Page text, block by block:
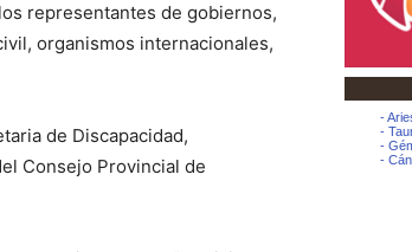
representantes de gobiernos,
organismos internacionales,
de Discapacidad,
Consejo Provincial de